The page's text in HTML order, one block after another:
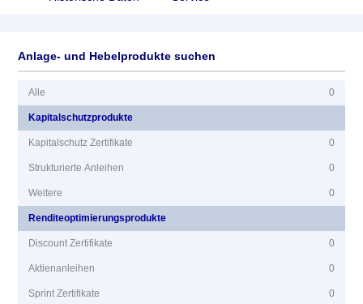
Anlage- und Hebelprodukte suchen
Alle 0
Kapitalschutzprodukte
Kapitalschutz Zertifikate 0
Strukturierte Anleihen 0
Weitere 0
Renditeoptimierungsprodukte
Discount Zertifikate 0
Aktienanleihen 0
Sprint Zertifikate 0